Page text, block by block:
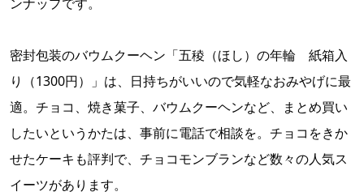
密封包装のバウムクーヘン「五稜（ほし）の年輪 紙箱入
り（1300円）」は、日持ちがいいので気軽なおみやげに最
適。チョコ、焼き菓子、バウムクーヘンなど、まとめ買い
したいというかたは、事前に電話で相談を。チョコをきか
せたケーキも評判で、チョコモンブランなど数々の人気ス
イーツがあります。